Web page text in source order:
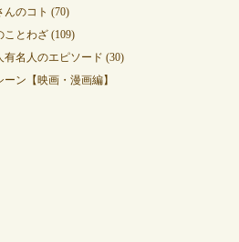
んのコト (70)
ことわざ (109)
有名人のエピソード (30)
ン【映画・漫画編】